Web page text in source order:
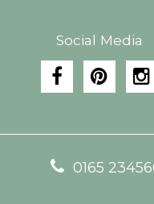
Social Media
0165